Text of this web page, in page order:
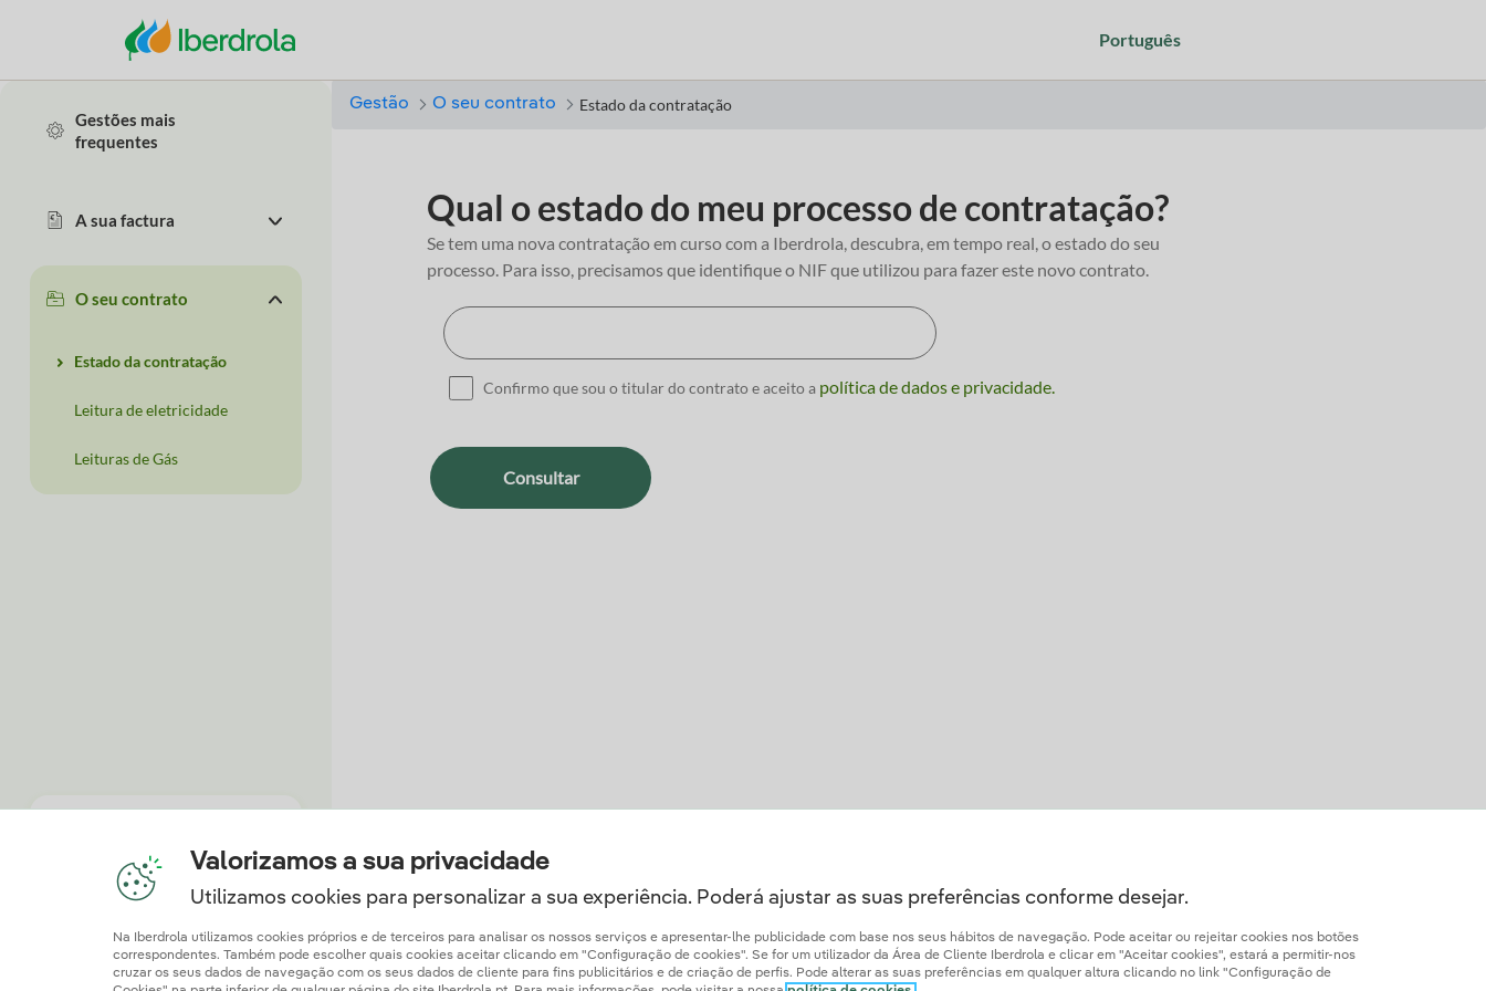
Português
Gestões mais
frequentes
A sua factura
O seu contrato
Estado da contratação
Leitura de eletricidade
Leituras de Gás
funcionalidades à sua
disposição.
Pode fazer todas as gestões
online, em qualquer dispositivo.
Gestão O seu contrato Estado da contratação
Qual o estado do meu processo de contratação?
Se tem uma nova contratação em curso com a Iberdrola, descubra, em tempo real, o estado do seu
processo. Para isso, precisamos que identifique o NIF que utilizou para fazer este novo contrato.
Confirmo que sou o titular do contrato e aceito a política de dados e privacidade.
Consultar
Valorizamos a sua privacidade
Utilizamos cookies para personalizar a sua experiência. Poderá ajustar as suas preferências conforme desejar.
Na Iberdrola utilizamos cookies próprios e de terceiros para analisar os nossos serviços e apresentar-lhe publicidade com base nos seus hábitos de navegação. Pode aceitar ou rejeitar cookies nos botões
correspondentes. Também pode escolher quais cookies aceitar clicando em "Configuração de cookies". Se for um utilizador da Área de Cliente Iberdrola e clicar em "Aceitar cookies", estará a permitir-nos
cruzar os seus dados de navegação com os seus dados de cliente para fins publicitários e de criação de perfis. Pode alterar as suas preferências em qualquer altura clicando no link "Configuração de